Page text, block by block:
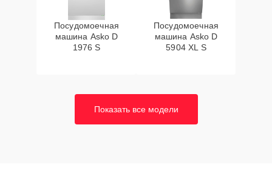
Посудомоечная
машина Asko D
1976 S
Посудомоечная
машина Asko D
5904 XL S
Показать все модели